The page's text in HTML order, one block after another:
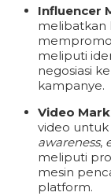
Influencer
melibatkan
meliputi
negosiasi
kampanye.
Video
video
awareness,
meliputi
mesin
platform.